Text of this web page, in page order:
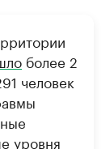
более 2
человек
уровня